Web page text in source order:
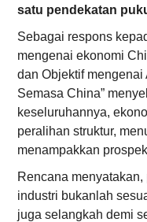
satu pendekatan
Sebagai respons
mengenai ekonomi
dan Objektif
Semasa China”
keseluruhannya,
peralihan struktur,
menampakkan
Rencana
industri bukanlah
juga selangkah demi